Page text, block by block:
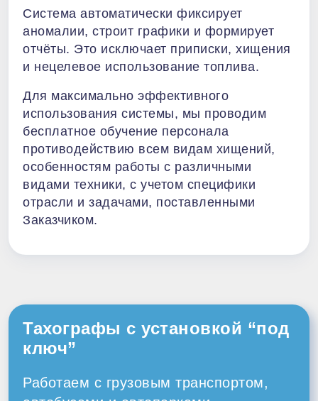
Система автоматически фиксирует
аномалии, строит графики и формирует
отчёты. Это исключает приписки, хищения
и нецелевое использование топлива.
Для максимально эффективного
использования системы, мы проводим
бесплатное обучение персонала
противодействию всем видам хищений,
особенностям работы с различными
видами техники, с учетом специфики
отрасли и задачами, поставленными
Заказчиком.
Тахографы с установкой “под
ключ”
Работаем с грузовым транспортом,